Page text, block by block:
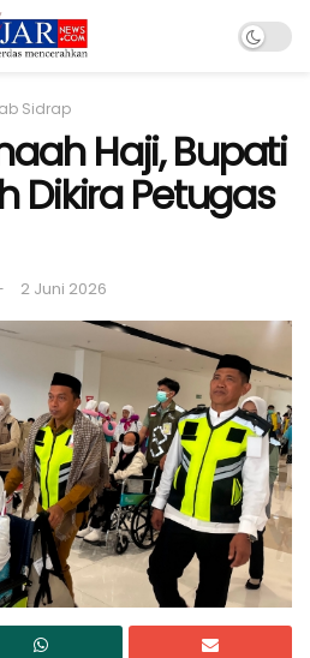
Sidrap
Haji, Bupati
Dikira Petugas
2 Juni 2026